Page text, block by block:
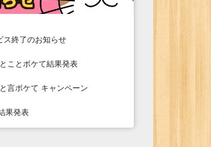
ス終了のお知らせ
ことボケて結果発表
言ボケて キャンペーン
果発表